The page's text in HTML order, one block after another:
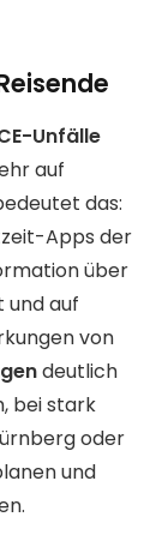
Unfälle
auf
das:
Apps der
über
und auf
von
deutlich
bei stark
oder
und